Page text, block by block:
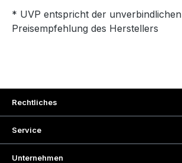
* UVP entspricht der unverbindlichen
Preisempfehlung des Herstellers
Rechtliches
Service
Unternehmen